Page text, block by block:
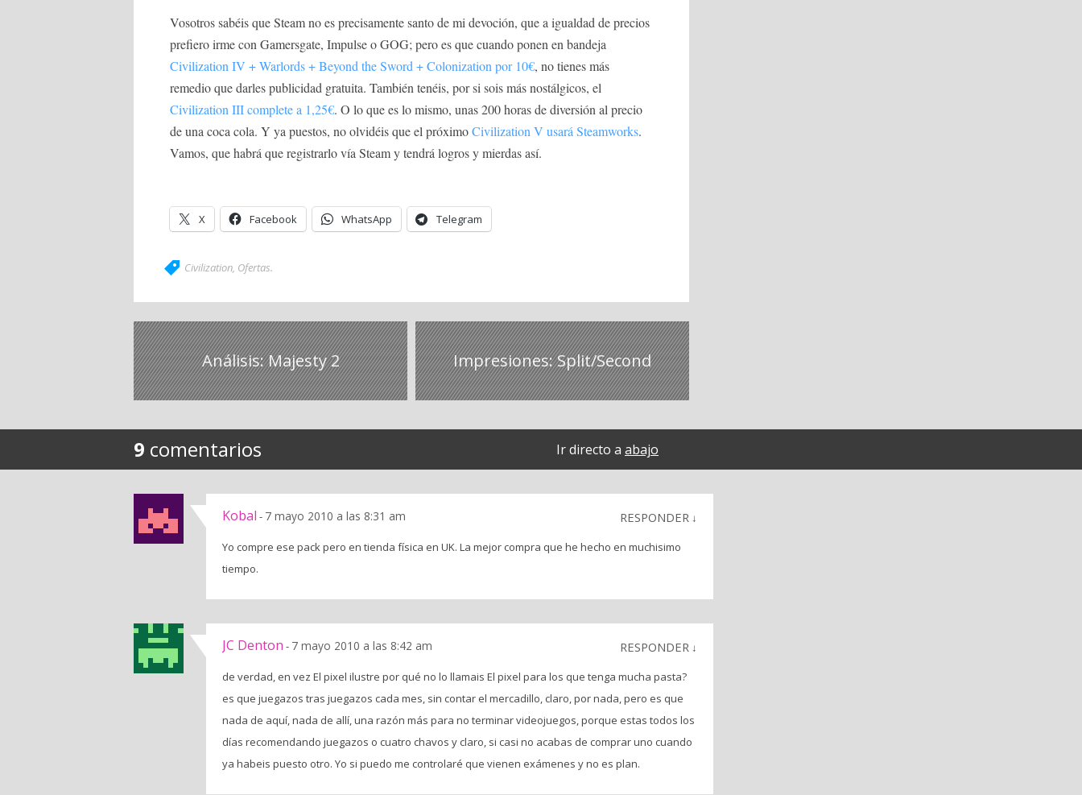
Vosotros sabéis que Steam no es precisamente santo de mi devoción, que a igualdad de precios
prefiero irme con Gamersgate, Impulse o GOG; pero es que cuando ponen en bandeja
Civilization IV + Warlords + Beyond the Sword + Colonization por 10€, no tienes más
remedio que darles publicidad gratuita. También tenéis, por si sois más nostálgicos, el
Civilization III complete a 1,25€. O lo que es lo mismo, unas 200 horas de diversión al precio
de una coca cola. Y ya puestos, no olvidéis que el próximoCivilization V usará Steamworks.
Vamos, que habrá que registrarlo vía Steam y tendrá logros y mierdas así.
X Facebook WhatsApp Telegram
Civilization, Ofertas.
Análisis: Majesty 2 Impresiones: Split/Second
9 comentarios Ir directo a abajo
Kobal - 7 mayo 2010 a las 8:31 am RESPONDER ↓
Yo compre ese pack pero en tienda física en UK. La mejor compra que he hecho en muchisimo
tiempo.
JC Denton - 7 mayo 2010 a las 8:42 am RESPONDER ↓
de verdad, en vez El pixel ilustre por qué no lo llamais El pixel para los que tenga mucha pasta?
es que juegazos tras juegazos cada mes, sin contar el mercadillo, claro, por nada, pero es que
nada de aquí, nada de allí, una razón más para no terminar videojuegos, porque estas todos los
días recomendando juegazos o cuatro chavos y claro, si casi no acabas de comprar uno cuando
ya habeis puesto otro. Yo si puedo me controlaré que vienen exámenes y no es plan.